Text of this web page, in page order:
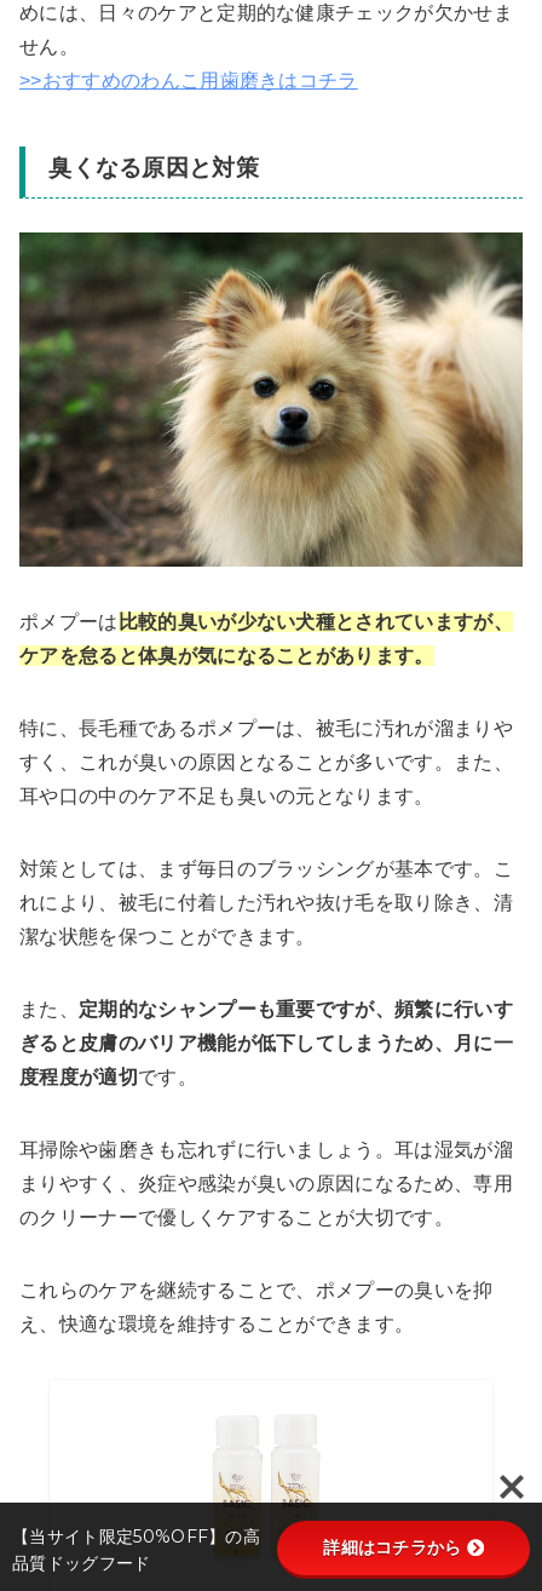
めには、日々のケアと定期的な健康チェックが欠かせま
せん。
>>おすすめのわんこ用歯磨きはコチラ
臭くなる原因と対策
ポメプーは 比較的臭いが少ない犬種とされていますが、
ケアを怠ると体臭が気になることがあります。
特に、長毛種であるポメプーは、被毛に汚れが溜まりや
すく、これが臭いの原因となることが多いです。また、
耳や口の中のケア不足も臭いの元となります。
対策としては、まず毎日のブラッシングが基本です。こ
れにより、被毛に付着した汚れや抜け毛を取り除き、清
潔な状態を保つことができます。
また、 定期的なシャンプーも重要ですが、頻繁に行いす
ぎると皮膚のバリア機能が低下してしまうため、月に一
度程度が適切 です。
耳掃除や歯磨きも忘れずに行いましょう。耳は湿気が溜
まりやすく、炎症や感染が臭いの原因になるため、専用
のクリーナーで優しくケアすることが大切です。
これらのケアを継続することで、ポメプーの臭いを抑
え、快適な環境を維持することができます。
【当サイト限定50%OFF】の高
品質ドッグフード
詳細はコチラから